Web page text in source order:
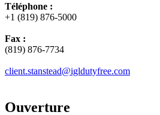
Téléphone :
+1 (819) 876-5000
Fax :
(819) 876-7734
client.stanstead@igldutyfree.com
Ouverture